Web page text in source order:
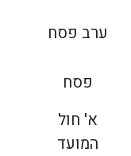
ערב פסח
פסח
א' חול
המועד